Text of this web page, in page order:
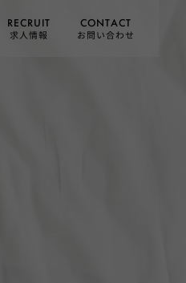
RECRUIT
求人情報
CONTACT
お問い合わせ